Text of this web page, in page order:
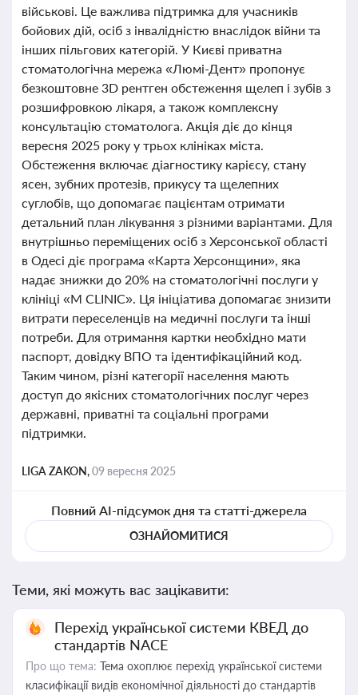
військові. Це важлива підтримка для учасників
бойових дій, осіб з інвалідністю внаслідок війни та
інших пільгових категорій. У Києві приватна
стоматологічна мережа «Люмі-Дент» пропонує
безкоштовне 3D рентген обстеження щелеп і зубів з
розшифровкою лікаря, а також комплексну
консультацію стоматолога. Акція діє до кінця
вересня 2025 року у трьох клініках міста.
Обстеження включає діагностику карієсу, стану
ясен, зубних протезів, прикусу та щелепних
суглобів, що допомагає пацієнтам отримати
детальний план лікування з різними варіантами. Для
внутрішньо переміщених осіб з Херсонської області
в Одесі діє програма «Карта Херсонщини», яка
надає знижки до 20% на стоматологічні послуги у
клініці «M CLINIC». Ця ініціатива допомагає знизити
витрати переселенців на медичні послуги та інші
потреби. Для отримання картки необхідно мати
паспорт, довідку ВПО та ідентифікаційний код.
Таким чином, різні категорії населення мають
доступ до якісних стоматологічних послуг через
державні, приватні та соціальні програми
підтримки.
LIGA ZAKON,09 вересня 2025
Повний AI-підсумок дня та статті-джерела
ОЗНАЙОМИТИСЯ
Теми, які можуть вас зацікавити:
Перехід української системи КВЕД до
стандартів NACE
Про що тема: Тема охоплює перехід української системи
класифікації видів економічної діяльності до стандартів